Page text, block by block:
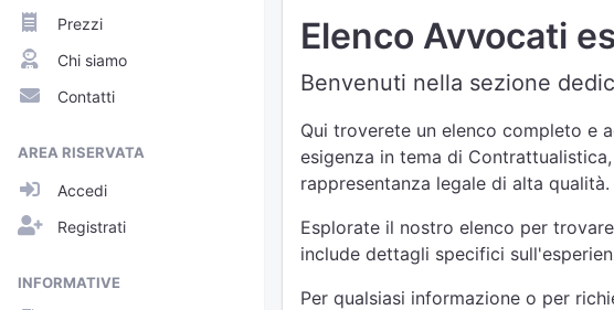
Avvocati e praticanti
Visitatori del sito
Approfondimenti
Profili pubblici
Richieste
Prezzi
Chi siamo
Contatti
AREA RISERVATA
Accedi
Registrati
INFORMATIVE
Elenco Avvocati
Benvenuti nella sezione
Qui troverete un elenco completo e
esigenza in tema di
rappresentanza legale di alta qualità.
Esplorate il nostro elenco per
include dettagli specifici
Per qualsiasi informazione o per